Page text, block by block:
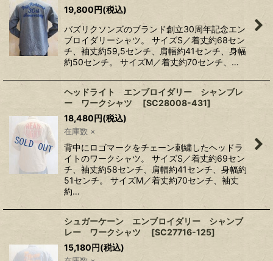
19,800円(税込)
バズリクソンズのブランド創立30周年記念エン
ブロイダリーシャツ。 サイズS／着丈約68セン
チ、袖丈約59,5センチ、肩幅約41センチ、身幅
約50センチ。 サイズM／着丈約70センチ、…
ヘッドライト エンブロイダリー シャンブレ
ー ワークシャツ
[SC28008-431]
18,480円(税込)
在庫数 ×
背中にロゴマークをチェーン刺繍したヘッドラ
イトのワークシャツ。 サイズS／着丈約69セン
チ、袖丈約58センチ、肩幅約41センチ、身幅約
51センチ。 サイズM／着丈約70センチ、袖丈
約…
シュガーケーン エンブロイダリー シャンブ
レー ワークシャツ
[SC27716-125]
15,180円(税込)